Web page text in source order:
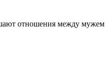
отношения между